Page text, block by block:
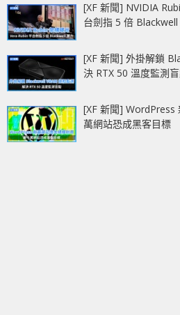
[XF 新聞] NVIDIA
台劍指 5 倍 Blackwell
[XF 新聞] 外掛解鎖
決 RTX 50 溫度監測
[XF 新聞]
萬網站恐成黑客目標